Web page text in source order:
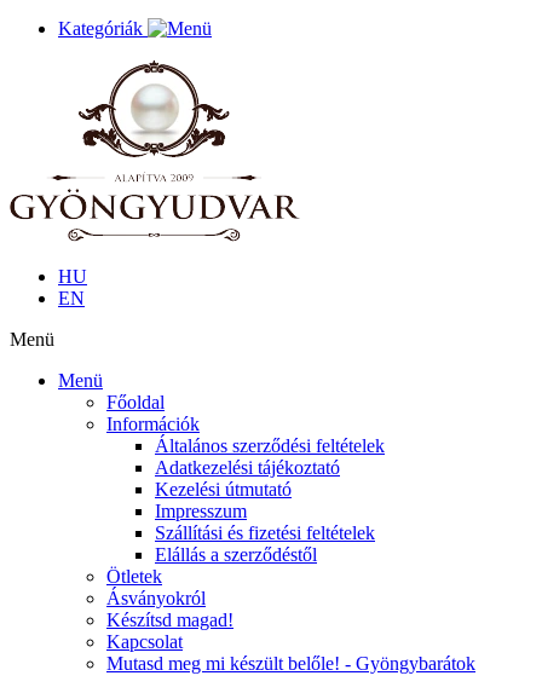
Kategóriák
HU
EN
Menü
Menü
Főoldal
Információk
Általános szerződési feltételek
Adatkezelési tájékoztató
Kezelési útmutató
Impresszum
Szállítási és fizetési feltételek
Elállás a szerződéstől
Ötletek
Ásványokról
Készítsd magad!
Kapcsolat
Mutasd meg mi készült belőle! - Gyöngybarátok